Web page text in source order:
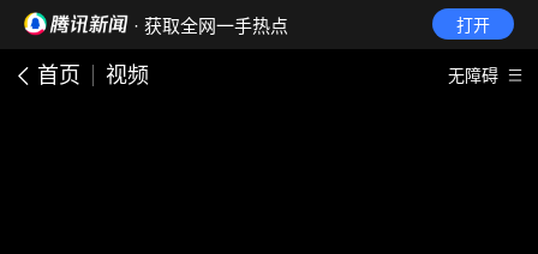
· 获取全网一手热点 打开
首页 视频 无障碍